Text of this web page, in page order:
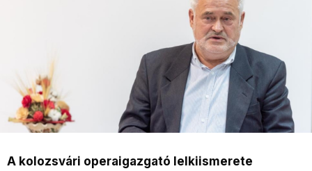
A kolozsvári operaigazgató lelkiismerete